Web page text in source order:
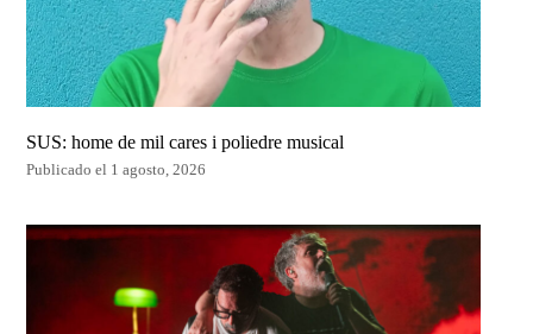
SUS: home de mil cares i poliedre musical
Publicado el 1 agosto, 2026